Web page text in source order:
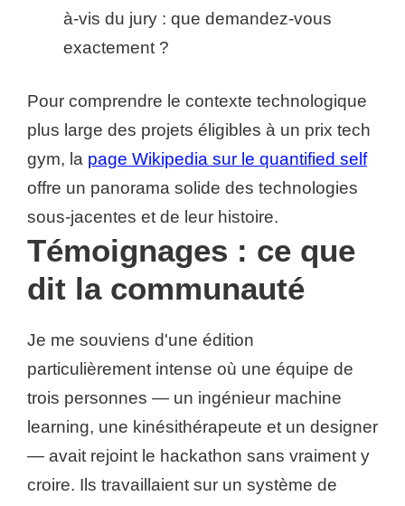
à-vis du jury : que demandez-vous
exactement ?
Pour comprendre le contexte technologique
plus large des projets éligibles à un prix tech
gym, la page Wikipedia sur le quantified self
offre un panorama solide des technologies
sous-jacentes et de leur histoire.
Témoignages : ce que
dit la communauté
Je me souviens d'une édition
particulièrement intense où une équipe de
trois personnes — un ingénieur machine
learning, une kinésithérapeute et un designer
— avait rejoint le hackathon sans vraiment y
croire. Ils travaillaient sur un système de